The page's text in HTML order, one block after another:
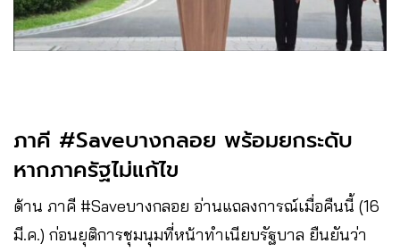
ภาคี #Saveบางกลอย พร้อมยกระดับ
หากภาครัฐไม่แก้ไข
ด้าน ภาคี #Saveบางกลอย อ่านแถลงการณ์เมื่อคืนนี้ (16
มี.ค.) ก่อนยุติการชุมนุมที่หน้าทำเนียบรัฐบาล ยืนยันว่า